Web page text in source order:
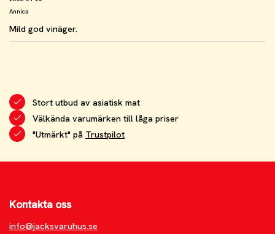
Annica
Mild god vinäger.
Stort utbud av asiatisk mat
Välkända varumärken till låga priser
"Utmärkt" på Trustpilot
Kontakta oss
info@jacksvaruhus.se